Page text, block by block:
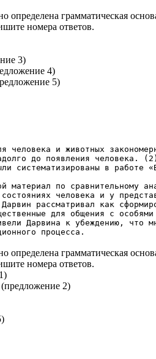
определена грамматическая
номера ответов.
3)
4)
5)
человека и животных
до появления человека.
систематизированы в работе
по сравнительному
человека и у
рассматривал как
для общения с
Дарвина к убеждению, что
процесса.
определена грамматическая
номера ответов.
2)